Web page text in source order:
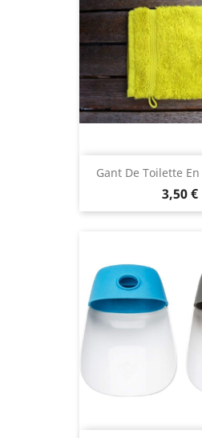
Gant De Toilette
3,50 €